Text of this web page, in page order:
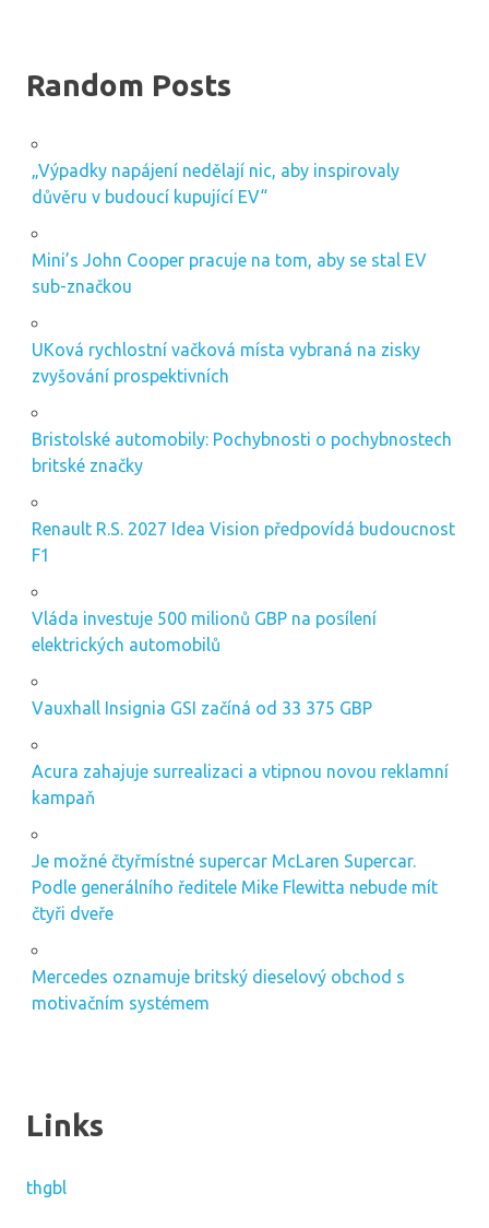
Random Posts
„Výpadky napájení nedělají nic, aby inspirovaly
důvěru v budoucí kupující EV“
Mini’s John Cooper pracuje na tom, aby se stal EV
sub-značkou
UKová rychlostní vačková místa vybraná na zisky
zvyšování prospektivních
Bristolské automobily: Pochybnosti o pochybnostech
britské značky
Renault R.S. 2027 Idea Vision předpovídá budoucnost
F1
Vláda investuje 500 milionů GBP na posílení
elektrických automobilů
Vauxhall Insignia GSI začíná od 33 375 GBP
Acura zahajuje surrealizaci a vtipnou novou reklamní
kampaň
Je možné čtyřmístné supercar McLaren Supercar.
Podle generálního ředitele Mike Flewitta nebude mít
čtyři dveře
Mercedes oznamuje britský dieselový obchod s
motivačním systémem
Links
thgbl